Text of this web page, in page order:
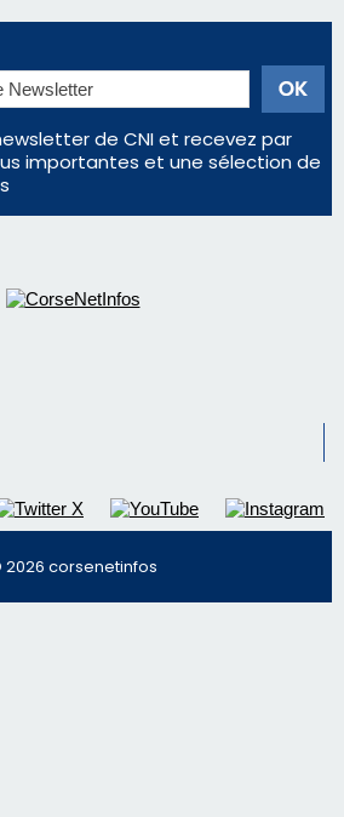
Où s'installer en Corse pour
du spectacle ?
de saison marqué par une
dans les restaurants
les restaurateurs corses
escroquerie au faux vendeur de